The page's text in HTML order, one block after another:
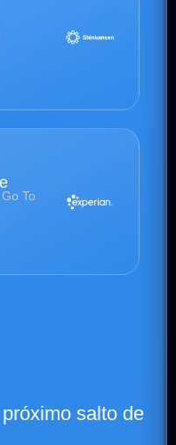
To
salto de